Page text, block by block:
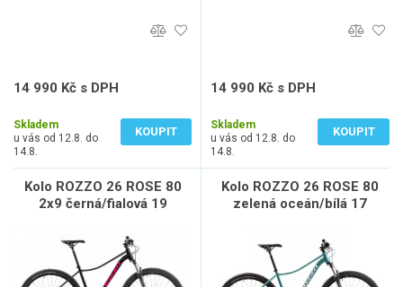
14 990 Kč s DPH
Skladem
u vás od 12.8. do
14.8.
KOUPIT
14 990 Kč s DPH
Skladem
u vás od 12.8. do
14.8.
KOUPIT
Kolo ROZZO 26 ROSE 80
2x9 černá/fialová 19
Kolo ROZZO 26 ROSE 80
zelená oceán/bílá 17